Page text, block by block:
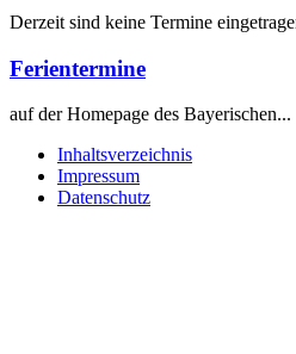
Derzeit sind keine Termine
Ferientermine
auf der Homepage des Bayerischen...
Inhaltsverzeichnis
Impressum
Datenschutz